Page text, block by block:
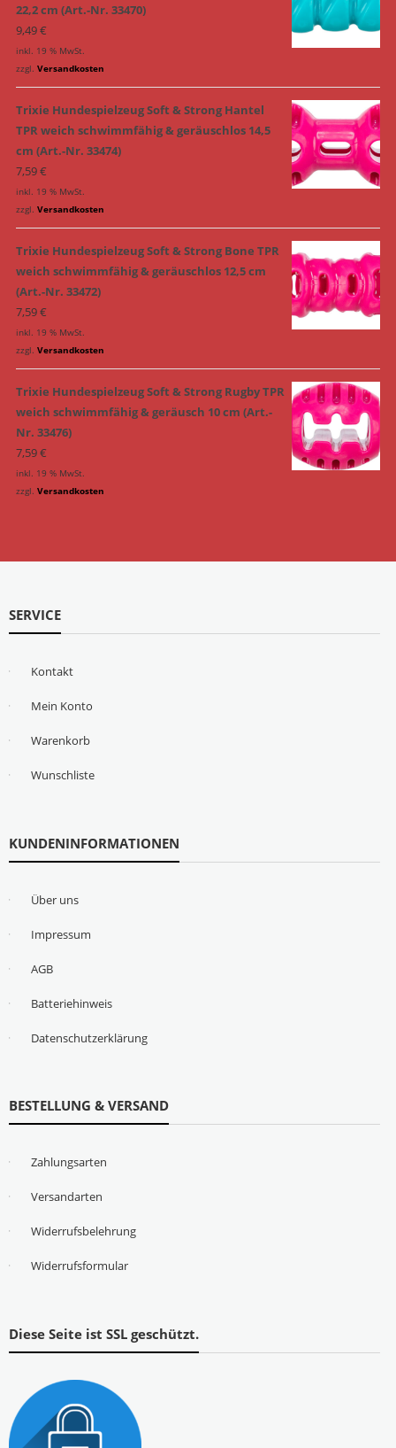
22,2 cm (Art.-Nr. 33470)
9,49€
inkl. 19 % MwSt.
zzgl. Versandkosten
Trixie Hundespielzeug Soft & Strong Hantel
TPR weich schwimmfähig & geräuschlos 14,5
cm (Art.-Nr. 33474)
7,59€
inkl. 19 % MwSt.
zzgl. Versandkosten
Trixie Hundespielzeug Soft & Strong Bone TPR
weich schwimmfähig & geräuschlos 12,5 cm
(Art.-Nr. 33472)
7,59€
inkl. 19 % MwSt.
zzgl. Versandkosten
Trixie Hundespielzeug Soft & Strong Rugby TPR
weich schwimmfähig & geräusch 10 cm (Art.-
Nr. 33476)
7,59€
inkl. 19 % MwSt.
zzgl. Versandkosten
SERVICE
Kontakt
Mein Konto
Warenkorb
Wunschliste
KUNDENINFORMATIONEN
Über uns
Impressum
AGB
Batteriehinweis
Datenschutzerklärung
BESTELLUNG & VERSAND
Zahlungsarten
Versandarten
Widerrufsbelehrung
Widerrufsformular
Diese Seite ist SSL geschützt.